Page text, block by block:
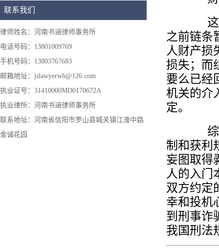
联系我们
律师姓名：河南书涵律师事务所
电话号码：13801009769
手机号码：13803767683
邮箱地址：jslawyerwh@126.com
执业证号：31410000MD0170672A
执业律所：河南书涵律师事务所
联系地址：河南省信阳市罗山县城关镇江淮中路
金诚花园
这是
之前链条
人财产损
损失；而
要么已经
机关的介
定。
综上
制和获利
妄图取得
人的入门
双方约定
幸和投机
到刑事诈
我国刑法